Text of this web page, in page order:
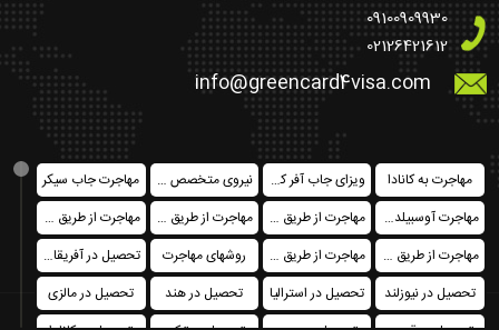
09100909930
02126421612
info@greencard4visa.com
مهاجرت به کانادا ویزای جاب آفر کشورهای اروپایی نیروی متخصص در کانادا فدرال
مهاجرت جاب سیکر
مهاجرت آوسبیلدونگ
مهاجرت از طریق خرید ملک مهاجرت از طریق تمکن مالی
مهاجرت از طریق ثبت شرکت
مهاجرت از طریق سرمایه گذاری
مهاجرت از طریق اخذ پاسپورت یا حق شهروندی روشهای مهاجرت
تحصیل در آفریقای جنوبی
تحصیل در نیوزلند
تحصیل در استرالیا تحصیل در هند
تحصیل در مالزی